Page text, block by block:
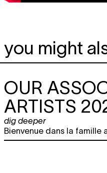
you might
OUR
ARTISTS
dig deeper
Bienvenue dans la famille